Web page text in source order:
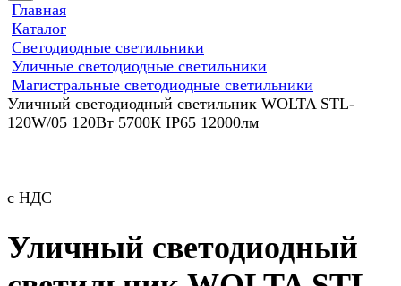
Главная
Каталог
Светодиодные светильники
Уличные светодиодные светильники
Магистральные светодиодные светильники
Уличный светодиодный светильник WOLTA STL-
120W/05 120Вт 5700К IP65 12000лм
с НДС
Уличный светодиодный